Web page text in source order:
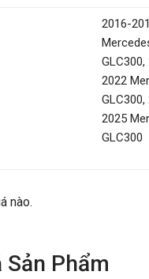
2016-
GLC300,
2022
GLC300,
2025
GLC300
nào.
Phẩm